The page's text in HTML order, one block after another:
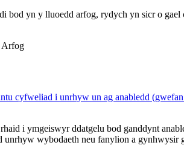
bod yn y lluoedd arfog, rydych yn sicr o
cyfweliad i unrhyw un ag anabledd
i ymgeiswyr ddatgelu bod ganddynt
wybodaeth neu fanylion a